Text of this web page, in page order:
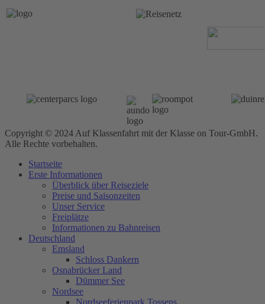
Copyright © 2024 Auf Klassenfahrt mit der Klasse on Tour-GmbH.
Alle Rechte vorbehalten.
Startseite
Erste Informationen
Überblick über Reiseziele
Preise und Saisonzeiten
Unser Service
Freiplätze
Informationen zu Bahnreisen
Deutschland
Emsland
Schloss Dankern
Osnabrücker Land
Dümmer See
Nordsee